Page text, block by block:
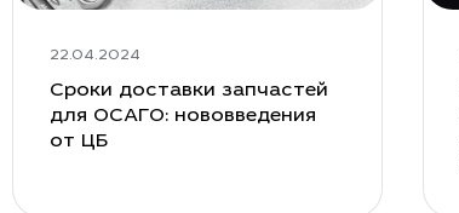
22.04.2024
Сроки доставки запчастей
для ОСАГО: нововведения
от ЦБ